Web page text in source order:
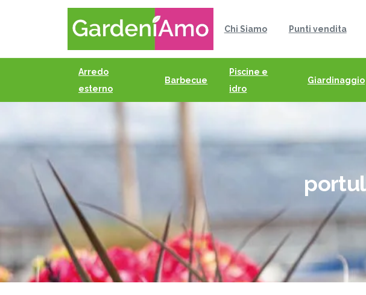
Chi Siamo Punti vendita
Arredo
esterno
Barbecue
Piscine e
idro
Giardinaggio